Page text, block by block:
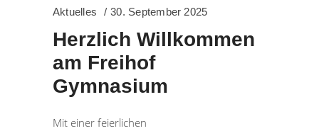
Aktuelles 30. September 2025
Herzlich Willkommen
am Freihof
Gymnasium
Mit einer feierlichen